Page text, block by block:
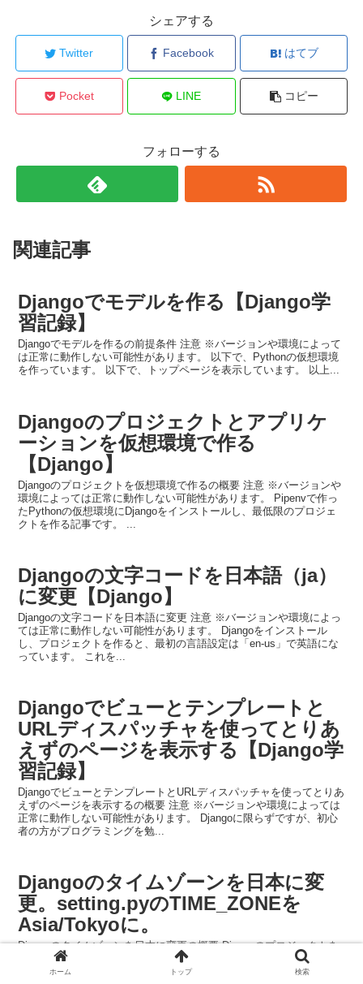
シェアする
Twitter Facebook はてブ
Pocket LINE コピー
フォローする
関連記事
Djangoでモデルを作る【Django学
習記録】
Djangoでモデルを作るの前提条件 注意 ※バージョンや環境によって
は正常に動作しない可能性があります。 以下で、Pythonの仮想環境
を作っています。 以下で、トップページを表示しています。 以上...
Djangoのプロジェクトとアプリケ
ーションを仮想環境で作る
【Django】
Djangoのプロジェクトを仮想環境で作るの概要 注意 ※バージョンや
環境によっては正常に動作しない可能性があります。 Pipenvで作っ
たPythonの仮想環境にDjangoをインストールし、最低限のプロジェ
クトを作る記事です。 ...
Djangoの文字コードを日本語（ja）
に変更【Django】
Djangoの文字コードを日本語に変更 注意 ※バージョンや環境によっ
ては正常に動作しない可能性があります。 Djangoをインストール
し、プロジェクトを作ると、最初の言語設定は「en-us」で英語にな
っています。 これを...
Djangoでビューとテンプレートと
URLディスパッチャを使ってとりあ
えずのページを表示する【Django学
習記録】
DjangoでビューとテンプレートとURLディスパッチャを使ってとりあ
えずのページを表示するの概要 注意 ※バージョンや環境によっては
正常に動作しない可能性があります。 Djangoに限らずですが、初心
者の方がプログラミングを勉...
Djangoのタイムゾーンを日本に変
更。setting.pyのTIME_ZONEを
Asia/Tokyoに。
Djangoのタイムゾーンを日本に変更の概要 Djangoのプロジェクトを
作った際に、タイムゾーンを日本時間にする方法です。 setting.pyで
TIME_ZONEの値を変更することで、テンプレートに日付データを渡
ホーム トップ 検索